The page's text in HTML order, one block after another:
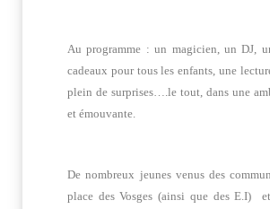
Au programme : un magicien, un DJ,
cadeaux pour tous les enfants, une
plein de surprises….le tout, dans une
et émouvante.
De nombreux jeunes venus des
place des Vosges (ainsi que des E.I)